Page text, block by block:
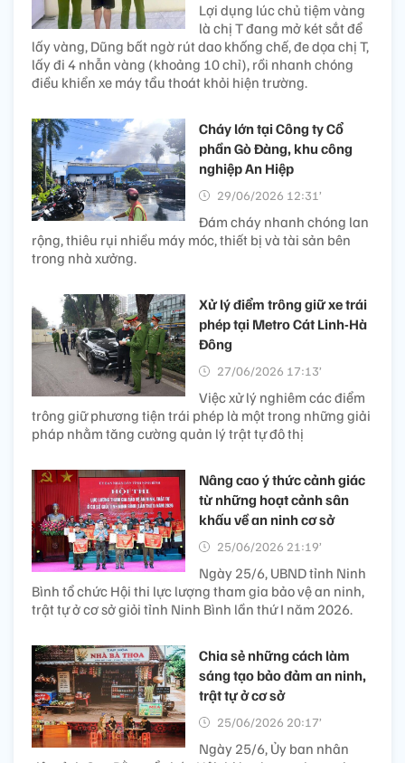
Lợi dụng lúc chủ tiệm vàng
là chị T đang mở két sắt để
lấy vàng, Dũng bất ngờ rút dao khống chế, đe dọa chị T,
lấy đi 4 nhẫn vàng (khoảng 10 chỉ), rồi nhanh chóng
điều khiển xe máy tẩu thoát khỏi hiện trường.
Cháy lớn tại Công ty Cổ
phần Gò Đàng, khu công
nghiệp An Hiệp
29/06/2026 12:31’
Đám cháy nhanh chóng lan
rộng, thiêu rụi nhiều máy móc, thiết bị và tài sản bên
trong nhà xưởng.
Xử lý điểm trông giữ xe trái
phép tại Metro Cát Linh-Hà
Đông
27/06/2026 17:13’
Việc xử lý nghiêm các điểm
trông giữ phương tiện trái phép là một trong những giải
pháp nhằm tăng cường quản lý trật tự đô thị
Nâng cao ý thức cảnh giác
từ những hoạt cảnh sân
khấu về an ninh cơ sở
25/06/2026 21:19’
Ngày 25/6, UBND tỉnh Ninh
Bình tổ chức Hội thi lực lượng tham gia bảo vệ an ninh,
trật tự ở cơ sở giỏi tỉnh Ninh Bình lần thứ I năm 2026.
Chia sẻ những cách làm
sáng tạo bảo đảm an ninh,
trật tự ở cơ sở
25/06/2026 20:17’
Ngày 25/6, Ủy ban nhân